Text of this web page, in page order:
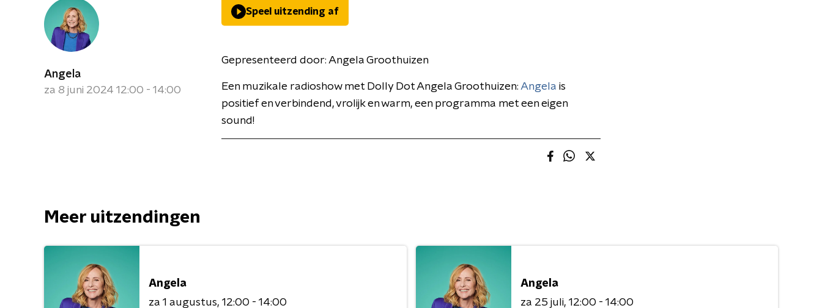
Angela
za 8 juni 2024 12:00 - 14:00
Speel uitzending af
Gepresenteerd door: Angela Groothuizen
Een muzikale radioshow met Dolly Dot Angela Groothuizen: Angela is
positief en verbindend, vrolijk en warm, een programma met een eigen
sound!
Meer uitzendingen
Angela
za 1 augustus 12:00 - 14:00
Angela
za 25 juli 12:00 - 14:00